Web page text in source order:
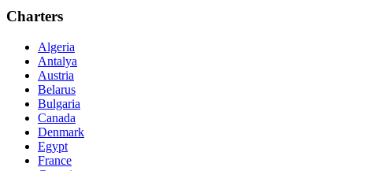
Charters
Algeria
Antalya
Austria
Belarus
Bulgaria
Canada
Denmark
Egypt
France